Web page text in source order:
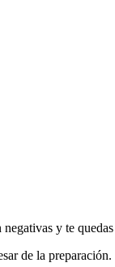
y te
de la preparación.